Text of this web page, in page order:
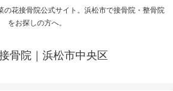
の花接骨院公式サイト。浜松市で接骨院・整骨院
をお探しの方へ。
骨院｜浜松市中央区